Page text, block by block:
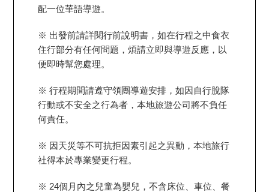
配一位華語導遊。
※ 出發前請詳閱行前說明書，如在行程之中食衣
住行部分有任何問題，煩請立即與導遊反應，以
便即時幫您處理。
※ 行程期間請遵守領團導遊安排，如因自行脫隊
行動或不安全之行為者，本地旅遊公司將不負任
何責任。
※ 因天災等不可抗拒因素引起之異動，本地旅行
社得本於專業變更行程。
※ 24個月內之兒童為嬰兒，不含床位、車位、餐